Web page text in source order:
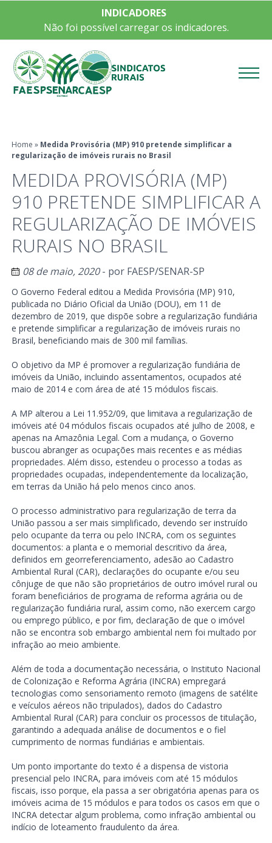
INDICADORES
Não foi possível carregar os indicadores.
Home » Medida Provisória (MP) 910 pretende simplificar a
regularização de imóveis rurais no Brasil
MEDIDA PROVISÓRIA (MP)
910 PRETENDE SIMPLIFICAR A
REGULARIZAÇÃO DE IMÓVEIS
RURAIS NO BRASIL
08 de maio, 2020- por FAESP/SENAR-SP
O Governo Federal editou a Medida Provisória (MP) 910,
publicada no Diário Oficial da União (DOU), em 11 de
dezembro de 2019, que dispõe sobre a regularização fundiária
e pretende simplificar a regularização de imóveis rurais no
Brasil, beneficiando mais de 300 mil famílias.
O objetivo da MP é promover a regularização fundiária de
imóveis da União, incluindo assentamentos, ocupados até
maio de 2014 e com área de até 15 módulos fiscais.
A MP alterou a Lei 11.952/09, que limitava a regularização de
imóveis até 04 módulos fiscais ocupados até julho de 2008, e
apenas na Amazônia Legal. Com a mudança, o Governo
buscou abranger as ocupações mais recentes e as médias
propriedades. Além disso, estendeu o processo a todas as
propriedades ocupadas, independentemente da localização,
em terras da União há pelo menos cinco anos.
O processo administrativo para regularização de terra da
União passou a ser mais simplificado, devendo ser instruído
pelo ocupante da terra ou pelo INCRA, com os seguintes
documentos: a planta e o memorial descritivo da área,
definidos em georreferenciamento, adesão ao Cadastro
Ambiental Rural (CAR), declarações do ocupante e/ou seu
cônjuge de que não são proprietários de outro imóvel rural ou
foram beneficiários de programa de reforma agrária ou de
regularização fundiária rural, assim como, não exercem cargo
ou emprego público, e por fim, declaração de que o imóvel
não se encontra sob embargo ambiental nem foi multado por
infração ao meio ambiente.
Além de toda a documentação necessária, o Instituto Nacional
de Colonização e Reforma Agrária (INCRA) empregará
tecnologias como sensoriamento remoto (imagens de satélite
e veículos aéreos não tripulados), dados do Cadastro
Ambiental Rural (CAR) para concluir os processos de titulação,
garantindo a adequada análise de documentos e o fiel
cumprimento de normas fundiárias e ambientais.
Um ponto importante do texto é a dispensa de vistoria
presencial pelo INCRA, para imóveis com até 15 módulos
fiscais, isso porque, ela passa a ser obrigatória apenas para os
imóveis acima de 15 módulos e para todos os casos em que o
INCRA detectar algum problema, como infração ambiental ou
indício de loteamento fraudulento da área.